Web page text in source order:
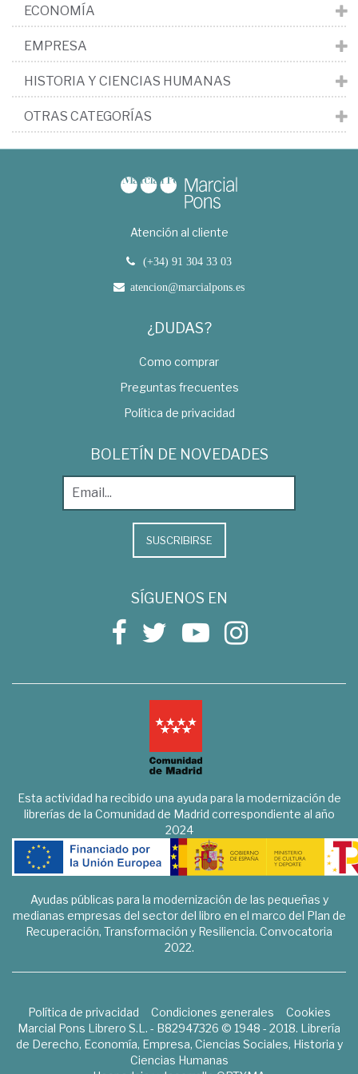
ECONOMÍA
EMPRESA
HISTORIA Y CIENCIAS HUMANAS
OTRAS CATEGORÍAS
Atención al cliente
(+34) 91 304 33 03
atencion@marcialpons.es
¿DUDAS?
Como comprar
Preguntas frecuentes
Política de privacidad
BOLETÍN DE NOVEDADES
SUSCRIBIRSE
SÍGUENOS EN
Esta actividad ha recibido una ayuda para la modernización de
librerías de la Comunidad de Madrid correspondiente al año
2024
Ayudas públicas para la modernización de las pequeñas y
medianas empresas del sector del libro en el marco del Plan de
Recuperación, Transformación y Resiliencia. Convocatoria
2022.
Política de privacidad Condiciones generales
Cookies
Marcial Pons Librero S.L. - B82947326 © 1948 - 2018. Librería
de Derecho, Economía, Empresa, Ciencias Sociales, Historia y
Ciencias Humanas